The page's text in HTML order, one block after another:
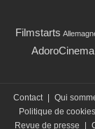
Filmstarts
AdoroCinema
Contact Qui
Politique de cookies
Revue de presse